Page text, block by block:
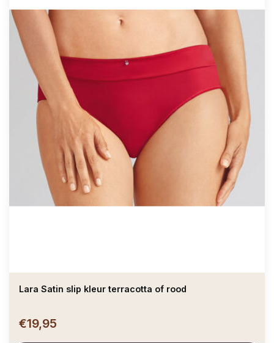
Lara Satin slip kleur terracotta of rood
€19,95